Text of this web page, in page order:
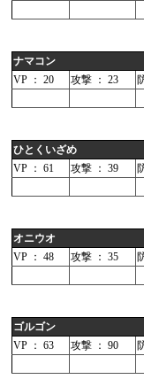
ナマコン
VP ： 20
攻撃 ： 23
ひとくいざめ
VP ： 61
攻撃 ： 39
オニウオ
VP ： 48
攻撃 ： 35
ゴルゴン
VP ： 63
攻撃 ： 90